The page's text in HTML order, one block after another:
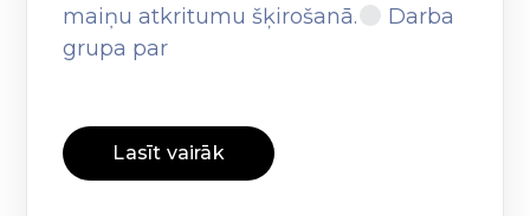
maiņu atkritumu šķirošanā.
Darba
grupa par
Lasīt vairāk